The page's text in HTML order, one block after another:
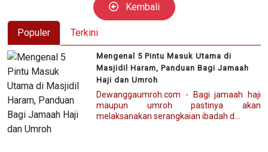
Kembali
Populer Terkini
Mengenal 5 Pintu Masuk Utama di
Masjidil Haram, Panduan Bagi Jamaah
Haji dan Umroh
Dewanggaumroh.com - Bagi jamaah haji
maupun umroh pastinya akan
melaksanakan serangkaian ibadah d...